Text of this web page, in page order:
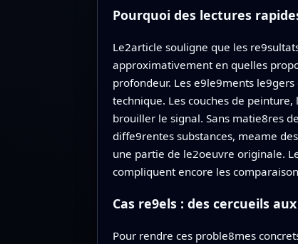
Pourquoi des lectures
Le2article souligne que les
approximativement en quelles
profondeur. Les e9le9ments
technique. Les couches de
brouiller le signal. Sans matie8res
diffe9rentes substances, meame
une partie de le2oeuvre originale.
compliquent encore les
Cas re9els : des cercueils
Pour rendre ces proble8mes